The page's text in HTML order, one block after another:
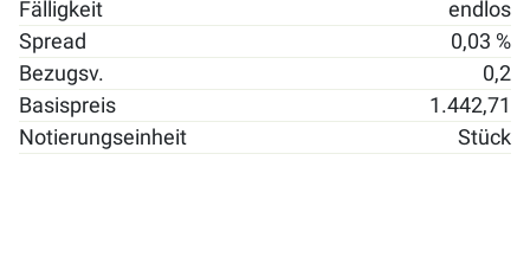
Fälligkeit
endlos
Spread
0,03 %
Bezugsv.
0,2
Basispreis
1.442,71
Notierungseinheit
Stück